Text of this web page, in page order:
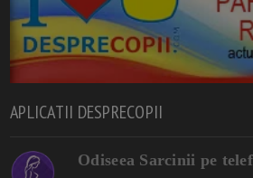
APLICATII DESPRECOPII
Odiseea Sarcinii pe